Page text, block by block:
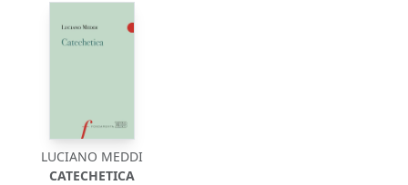
LUCIANO MEDDI
CATECHETICA